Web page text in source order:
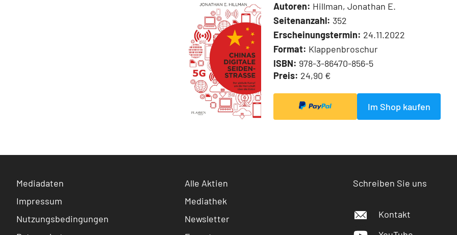
Autoren: Hillman, Jonathan E.
Seitenanzahl: 352
Erscheinungstermin: 24.11.2022
Format: Klappenbroschur
ISBN: 978-3-86470-856-5
Preis: 24,90 €
Im Shop kaufen
Mediadaten
Impressum
Nutzungsbedingungen
Alle Aktien
Mediathek
Newsletter
Schreiben Sie uns
Kontakt